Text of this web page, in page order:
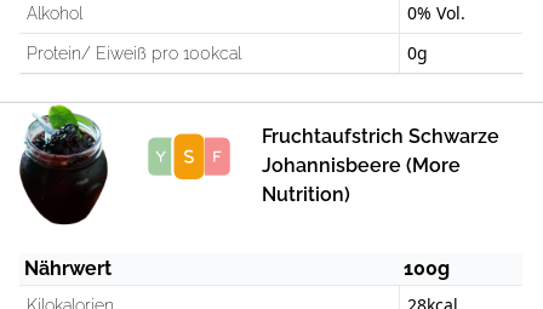
Alkohol 0% Vol.
Protein/ Eiweiß pro 100kcal 0g
Score
Fruchtaufstrich Schwarze
Johannisbeere (More
Nutrition)
Nährwert 100g